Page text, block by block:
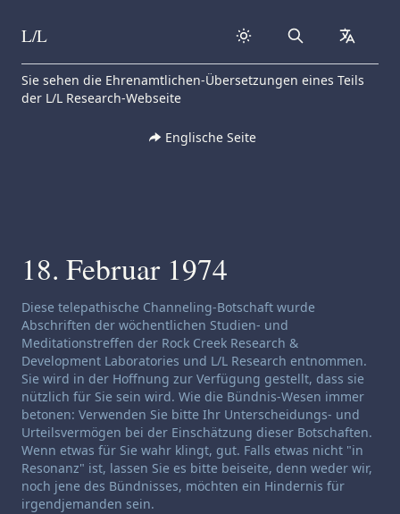
Skip to content
L/L Search
Sie sehen die Ehrenamtlichen-Übersetzungen eines Teils
der L/L Research-Webseite
Englische Seite
18. Februar 1974
Haftungsausschluss für Channeling:
Diese telepathische Channeling-Botschaft wurde
Abschriften der wöchentlichen Studien- und
Meditationstreffen der Rock Creek Research &
Development Laboratories und L/L Research entnommen.
Sie wird in der Hoffnung zur Verfügung gestellt, dass sie
nützlich für Sie sein wird. Wie die Bündnis-Wesen immer
betonen: Verwenden Sie bitte Ihr Unterscheidungs- und
Urteilsvermögen bei der Einschätzung dieser Botschaften.
Wenn etwas für Sie wahr klingt, gut. Falls etwas nicht "in
Resonanz" ist, lassen Sie es bitte beiseite, denn weder wir,
noch jene des Bündnisses, möchten ein Hindernis für
irgendjemanden sein.